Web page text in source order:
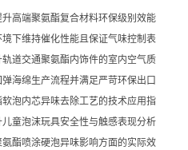
高端聚氨酯复合材料环保级别效能
下维持催化性能且保证气味控制表
道交通聚氨酯内饰件的室内空气质
海绵生产流程并满足严苛环保出口
泡内芯异味去除工艺的技术应用指
童泡沫玩具安全性与触感表现分析
酯喷涂硬泡异味影响方面的实际效